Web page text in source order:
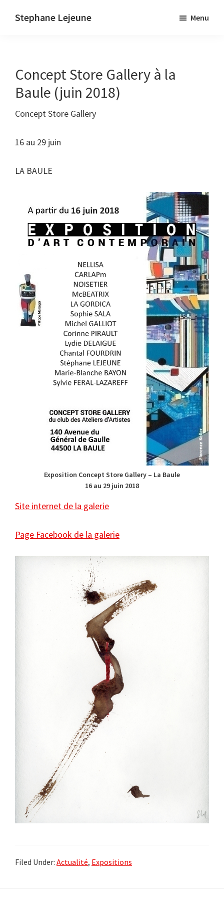
Stephane Lejeune
Peintures
et
photographies
Menu
Concept Store Gallery à la
Baule (juin 2018)
Concept Store Gallery
16 au 29 juin
LA BAULE
Exposition Concept Store Gallery – La Baule
16 au 29 juin 2018
Site internet de la galerie
Page Facebook de la galerie
Filed Under: Actualité, Expositions